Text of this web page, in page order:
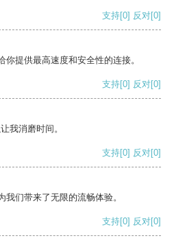
支持[0] 反对[0]
提供最高速度和安全性的连接。
支持[0] 反对[0]
我消磨时间。
支持[0] 反对[0]
们带来了无限的流畅体验。
支持[0] 反对[0]